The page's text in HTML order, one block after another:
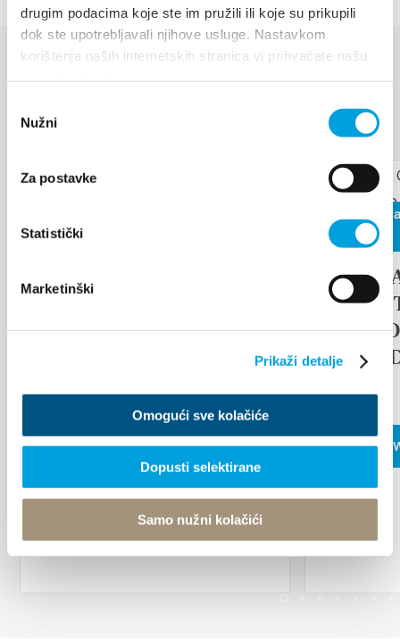
drugim podacima koje ste im pružili ili koje su prikupili
dok ste upotrebljavali njihove usluge. Nastavkom
korištenja naših internetskih stranica vi prihvaćate našu
pristanka
Nužni
Za postavke
Statistički
Marketinški
Prikaži detalje
Omogući sve kolačiće
Dopusti selektirane
Samo nužni kolačići
WYDARZENIA
Dowiedz się więcej
Arias under the stars
CZYTAJ WIĘCEJ
26
2026
17th
CZYTAJ